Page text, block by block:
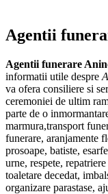
Agentii
Agentii funerare
informatii utile despre
va ofera consiliere si
ceremoniei de ultim
parte de o
marmura,transport
funerare, aranjamente
prosoape, batiste,
urne, respete,
toaletare decedat,
organizare parastase,